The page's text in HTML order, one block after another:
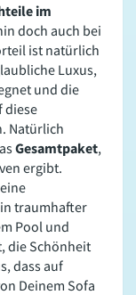
im
doch auch bei
ist natürlich
Luxus,
und die
diese
Natürlich
Gesamtpaket,
ergibt.
traumhafter
Pool und
die Schönheit
dass auf
Deinem Sofa